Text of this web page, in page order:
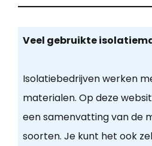
Veel gebruikte
Isolatiebedrijven werken
materialen. Op deze
een samenvatting van de
soorten. Je kunt het ook